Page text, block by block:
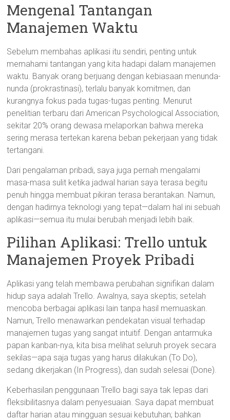
Mengenal Tantangan
Manajemen Waktu
Sebelum membahas aplikasi itu sendiri, penting untuk
memahami tantangan yang kita hadapi dalam manajemen
waktu. Banyak orang berjuang dengan kebiasaan menunda-
nunda (prokrastinasi), terlalu banyak komitmen, dan
kurangnya fokus pada tugas-tugas penting. Menurut
penelitian terbaru dari American Psychological Association,
sekitar 20% orang dewasa melaporkan bahwa mereka
sering merasa tertekan karena beban pekerjaan yang tidak
tertangani.
Dari pengalaman pribadi, saya juga pernah mengalami
masa-masa sulit ketika jadwal harian saya terasa begitu
penuh hingga membuat pikiran terasa berantakan. Namun,
dengan hadirnya teknologi yang tepat—dalam hal ini sebuah
aplikasi—semua itu mulai berubah menjadi lebih baik.
Pilihan Aplikasi: Trello untuk
Manajemen Proyek Pribadi
Aplikasi yang telah membawa perubahan signifikan dalam
hidup saya adalah Trello. Awalnya, saya skeptis; setelah
mencoba berbagai aplikasi lain tanpa hasil memuaskan.
Namun, Trello menawarkan pendekatan visual terhadap
manajemen tugas yang sangat intuitif. Dengan antarmuka
papan kanban-nya, kita bisa melihat seluruh proyek secara
sekilas—apa saja tugas yang harus dilakukan (To Do),
sedang dikerjakan (In Progress), dan sudah selesai (Done).
Keberhasilan penggunaan Trello bagi saya tak lepas dari
fleksibilitasnya dalam penyesuaian. Saya dapat membuat
daftar harian atau mingguan sesuai kebutuhan; bahkan